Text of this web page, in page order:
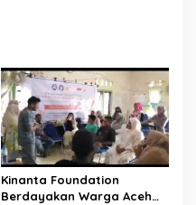
Kinanta Foundation
Berdayakan Warga Aceh